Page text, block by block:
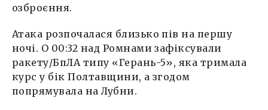
озброєння.
Атака розпочалася близько пів на першу
ночі. О 00:32 над Ромнами зафіксували
ракету/БпЛА типу «Герань-5», яка тримала
курс у бік Полтавщини, а згодом
попрямувала на Лубни.